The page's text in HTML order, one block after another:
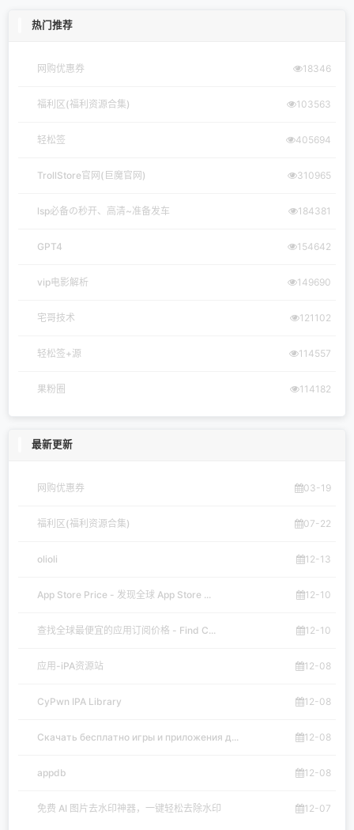
热门推荐
网购优惠券 18346
福利区(福利资源合集) 103563
轻松签 405694
TrollStore官网(巨魔官网) 310965
lsp必备の秒开、高清~准备发车 184381
GPT4 154642
vip电影解析 149690
宅哥技术 121102
轻松签+源 114557
果粉圈 114182
最新更新
网购优惠券 03-19
福利区(福利资源合集) 07-22
olioli 12-13
App Store Price - 发现全球 App Store ... 12-10
查找全球最便宜的应用订阅价格 - Find C... 12-10
应用-iPA资源站 12-08
CyPwn IPA Library 12-08
Скачать бесплатно игры и приложения д... 12-08
appdb 12-08
免费 AI 图片去水印神器，一键轻松去除水印 12-07